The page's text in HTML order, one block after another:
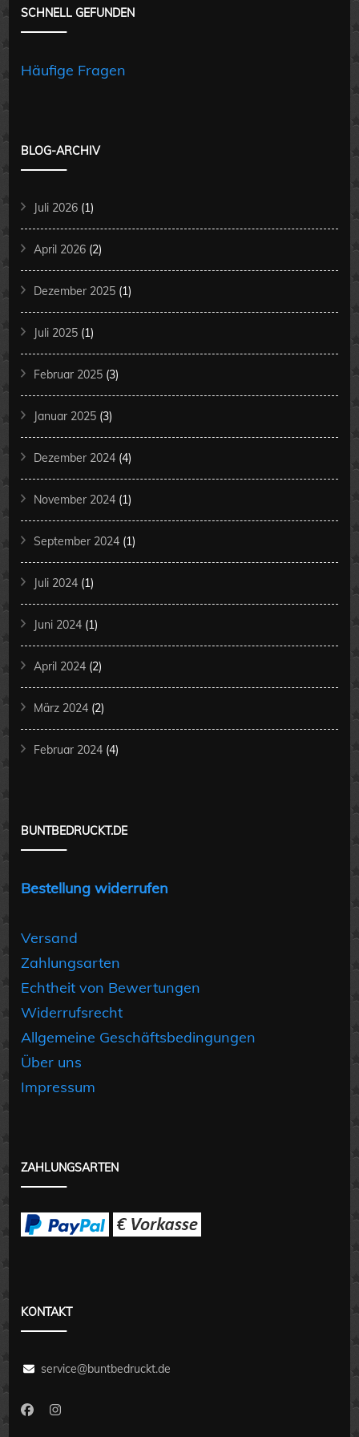
SCHNELL GEFUNDEN
Häufige Fragen
BLOG-ARCHIV
Juli 2026 (1)
April 2026 (2)
Dezember 2025 (1)
Juli 2025 (1)
Februar 2025 (3)
Januar 2025 (3)
Dezember 2024 (4)
November 2024 (1)
September 2024 (1)
Juli 2024 (1)
Juni 2024 (1)
April 2024 (2)
März 2024 (2)
Februar 2024 (4)
BUNTBEDRUCKT.DE
Bestellung widerrufen
Versand
Zahlungsarten
Echtheit von Bewertungen
Widerrufsrecht
Allgemeine Geschäftsbedingungen
Über uns
Impressum
ZAHLUNGSARTEN
KONTAKT
service@buntbedruckt.de